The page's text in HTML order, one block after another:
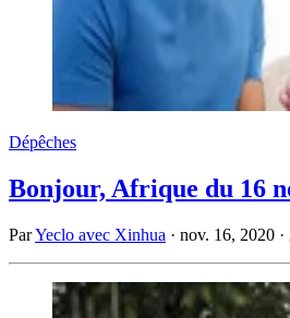
Dépêches
Bonjour, Afrique du 16
ParYeclo avec Xinhua · nov. 16, 2020 ·